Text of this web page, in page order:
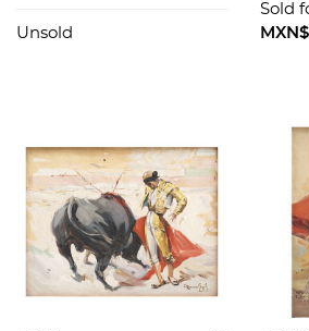
Unsold
Sold